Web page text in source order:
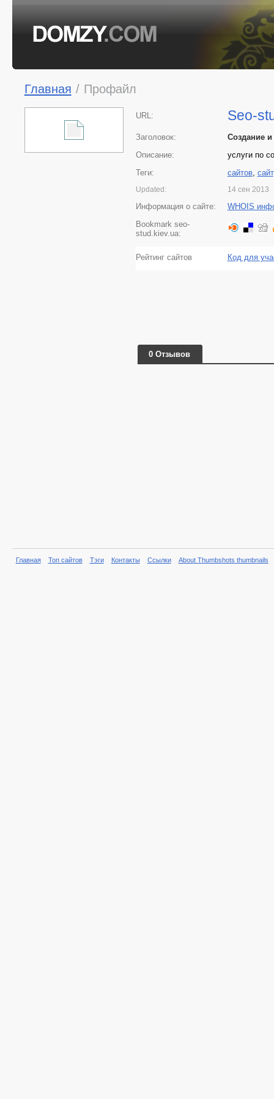
Главная / Профайл
URL: Seo-
Заголовок:
Создание и
Описание:
услуги по
Теги:
сайтов, сайт
Updated: 14 сен 2013
Информация о сайте:
WHOIS
Bookmark seo-
stud.kiev.ua:
Рейтинг сайтов Код для
0 Отзывов
Главная Топ сайтов Тэги Контакты Ссылки About Thumbshots thumbnails